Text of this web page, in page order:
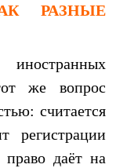
РАЗНЫЕ
же вопрос
считается
регистрации
даёт на